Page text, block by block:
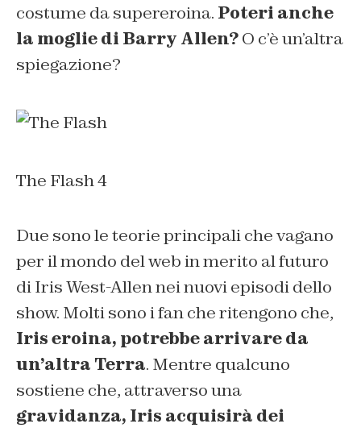
costume da supereroina. Poteri anche
la moglie di Barry Allen?O c’è un’altra
spiegazione?
The Flash 4
Due sono le teorie principali che vagano
per il mondo del web in merito al futuro
di Iris West-Allen nei nuovi episodi dello
show. Molti sono i fan che ritengono che,
Iris eroina, potrebbe arrivare da
un’altra Terra. Mentre qualcuno
sostiene che, attraverso una
gravidanza, Iris acquisirà dei